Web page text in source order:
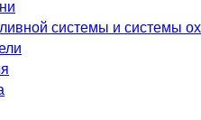
системы и системы